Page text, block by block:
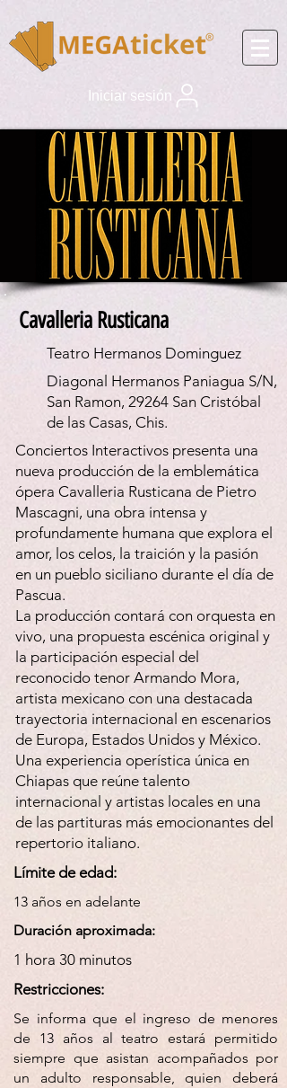
Iniciar sesión
Cavalleria Rusticana
Teatro Hermanos Dominguez
Diagonal Hermanos Paniagua S/N,
San Ramon, 29264 San Cristóbal
de las Casas, Chis.
Conciertos Interactivos presenta una
nueva producción de la emblemática
ópera Cavalleria Rusticana de Pietro
Mascagni, una obra intensa y
profundamente humana que explora el
amor, los celos, la traición y la pasión
en un pueblo siciliano durante el día de
Pascua.
La producción contará con orquesta en
vivo, una propuesta escénica original y
la participación especial del
reconocido tenor Armando Mora,
artista mexicano con una destacada
trayectoria internacional en escenarios
de Europa, Estados Unidos y México.
Una experiencia operística única en
Chiapas que reúne talento
internacional y artistas locales en una
de las partituras más emocionantes del
repertorio italiano.
Límite de edad:
13 años en adelante
Duración aproximada:
1 hora 30 minutos
Restricciones:
Se informa que el ingreso de menores
de 13 años al teatro estará permitido
siempre que asistan acompañados por
un adulto responsable, quien deberá